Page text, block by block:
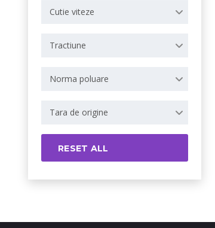
Cutie viteze
Tractiune
Norma poluare
Tara de origine
RESET ALL